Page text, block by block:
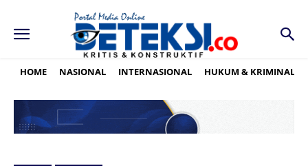
HOME NASIONAL INTERNASIONAL HUKUM & KRIMINAL